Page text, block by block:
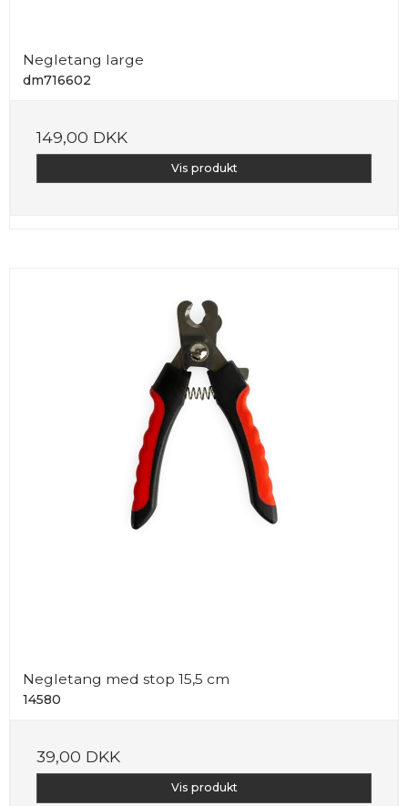
Negletang large
dm716602
149,00 DKK
Vis produkt
Negletang med stop 15,5 cm
14580
39,00 DKK
Vis produkt